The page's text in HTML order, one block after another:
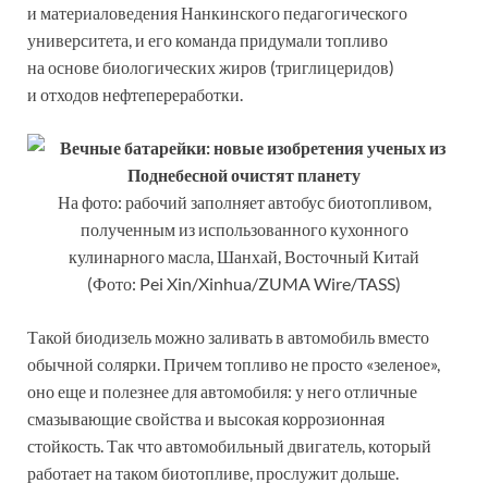
и материаловедения Нанкинского педагогического
университета, и его команда придумали топливо
на основе биологических жиров (триглицеридов)
и отходов нефтепереработки.
На фото: рабочий заполняет автобус биотопливом,
полученным из использованного кухонного
кулинарного масла, Шанхай, Восточный Китай
(Фото: Pei Xin/Xinhua/ZUMA Wire/TASS)
Такой биодизель можно заливать в автомобиль вместо
обычной солярки. Причем топливо не просто «зеленое»,
оно еще и полезнее для автомобиля: у него отличные
смазывающие свойства и высокая коррозионная
стойкость. Так что автомобильный двигатель, который
работает на таком биотопливе, прослужит дольше.